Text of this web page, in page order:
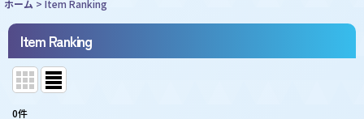
ホーム > Item Ranking
Item Ranking
0件